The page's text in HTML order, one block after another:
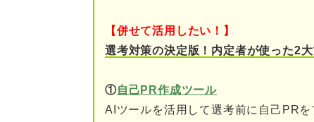
コツコツと作業したい人
営業事務の仕事内容
書類の作成・管理
【併せて活用したい！】
選考対策の決定版！内定者が使った2
①自己PR作成ツール
AIツールを活用して選考前に自己PR